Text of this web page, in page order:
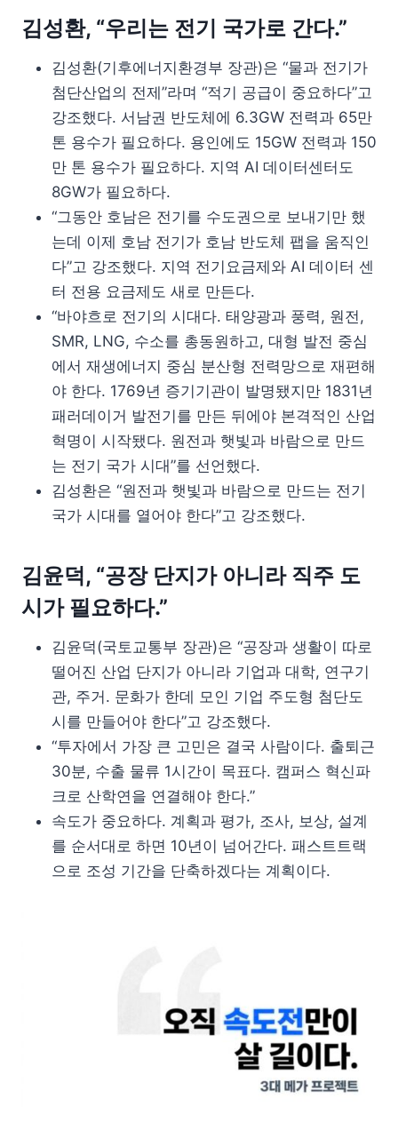
김성환, “우리는 전기 국가로 간다.”
김성환(기후에너지환경부 장관)은 “물과 전기가
첨단산업의 전제”라며 “적기 공급이 중요하다”고
강조했다. 서남권 반도체에 6.3GW 전력과 65만
톤 용수가 필요하다. 용인에도 15GW 전력과 150
만 톤 용수가 필요하다. 지역 AI 데이터센터도
8GW가 필요하다.
“그동안 호남은 전기를 수도권으로 보내기만 했
는데 이제 호남 전기가 호남 반도체 팹을 움직인
다”고 강조했다. 지역 전기요금제와 AI 데이터 센
터 전용 요금제도 새로 만든다.
“바야흐로 전기의 시대다. 태양광과 풍력, 원전,
SMR, LNG, 수소를 총동원하고, 대형 발전 중심
에서 재생에너지 중심 분산형 전력망으로 재편해
야 한다. 1769년 증기기관이 발명됐지만 1831년
패러데이거 발전기를 만든 뒤에야 본격적인 산업
혁명이 시작됐다. 원전과 햇빛과 바람으로 만드
는 전기 국가 시대”를 선언했다.
김성환은 “원전과 햇빛과 바람으로 만드는 전기
국가 시대를 열어야 한다”고 강조했다.
김윤덕, “공장 단지가 아니라 직주 도
시가 필요하다.”
김윤덕(국토교통부 장관)은 “공장과 생활이 따로
떨어진 산업 단지가 아니라 기업과 대학, 연구기
관, 주거. 문화가 한데 모인 기업 주도형 첨단도
시를 만들어야 한다”고 강조했다.
“투자에서 가장 큰 고민은 결국 사람이다. 출퇴근
30분, 수출 물류 1시간이 목표다. 캠퍼스 혁신파
크로 산학연을 연결해야 한다.”
속도가 중요하다. 계획과 평가, 조사, 보상, 설계
를 순서대로 하면 10년이 넘어간다. 패스트트랙
으로 조성 기간을 단축하겠다는 계획이다.